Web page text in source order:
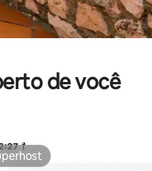
de você